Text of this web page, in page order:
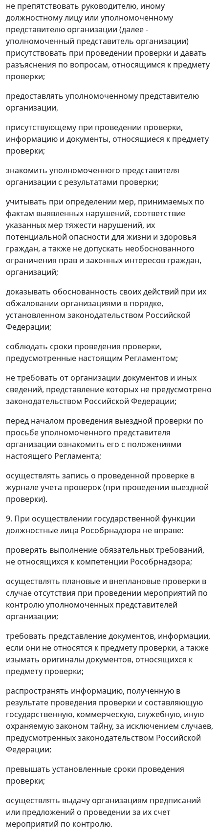
не препятствовать руководителю, иному
должностному лицу или уполномоченному
представителю организации (далее -
уполномоченный представитель организации)
присутствовать при проведении проверки и давать
разъяснения по вопросам, относящимся к предмету
проверки;
предоставлять уполномоченному представителю
организации,
присутствующему при проведении проверки,
информацию и документы, относящиеся к предмету
проверки;
знакомить уполномоченного представителя
организации с результатами проверки;
учитывать при определении мер, принимаемых по
фактам выявленных нарушений, соответствие
указанных мер тяжести нарушений, их
потенциальной опасности для жизни и здоровья
граждан, а также не допускать необоснованного
ограничения прав и законных интересов граждан,
организаций;
доказывать обоснованность своих действий при их
обжаловании организациями в порядке,
установленном законодательством Российской
Федерации;
соблюдать сроки проведения проверки,
предусмотренные настоящим Регламентом;
не требовать от организации документов и иных
сведений, представление которых не предусмотрено
законодательством Российской Федерации;
перед началом проведения выездной проверки по
просьбе уполномоченного представителя
организации ознакомить его с положениями
настоящего Регламента;
осуществлять запись о проведенной проверке в
журнале учета проверок (при проведении выездной
проверки).
9. При осуществлении государственной функции
должностные лица Рособрнадзора не вправе:
проверять выполнение обязательных требований,
не относящихся к компетенции Рособрнадзора;
осуществлять плановые и внеплановые проверки в
случае отсутствия при проведении мероприятий по
контролю уполномоченных представителей
организации;
требовать представление документов, информации,
если они не относятся к предмету проверки, а также
изымать оригиналы документов, относящихся к
предмету проверки;
распространять информацию, полученную в
результате проведения проверки и составляющую
государственную, коммерческую, служебную, иную
охраняемую законом тайну, за исключением случаев,
предусмотренных законодательством Российской
Федерации;
превышать установленные сроки проведения
проверки;
осуществлять выдачу организациям предписаний
или предложений о проведении за их счет
мероприятий по контролю.